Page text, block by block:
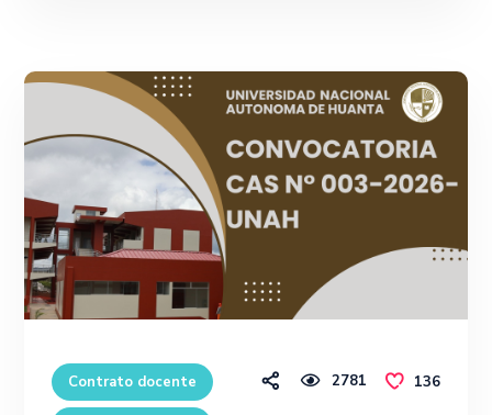
Contrato docente 2781 136